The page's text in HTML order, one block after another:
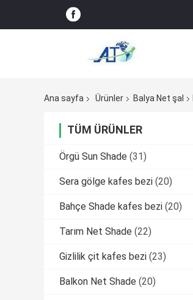
Ana sayfa Ürünler Balya Net şal
TÜM ÜRÜNLER
Örgü Sun Shade (31)
Sera gölge kafes bezi (20)
Bahçe Shade kafes bezi (20)
Tarım Net Shade (22)
Gizlilik çit kafes bezi (23)
Balkon Net Shade (20)